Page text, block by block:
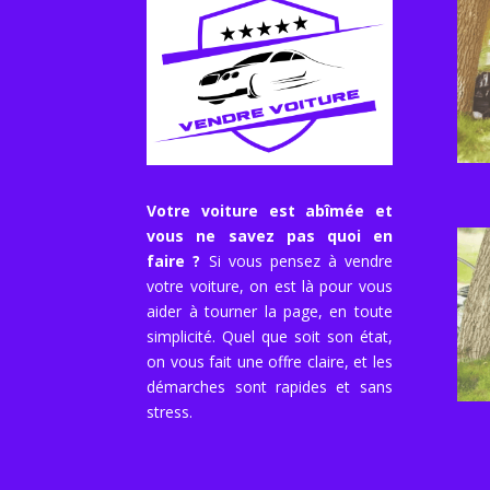
Votre voiture est abîmée et
vous ne savez pas quoi en
faire ? Si vous pensez à vendre
votre voiture, on est là pour vous
aider à tourner la page, en toute
simplicité. Quel que soit son état,
on vous fait une offre claire, et les
démarches sont rapides et sans
stress.